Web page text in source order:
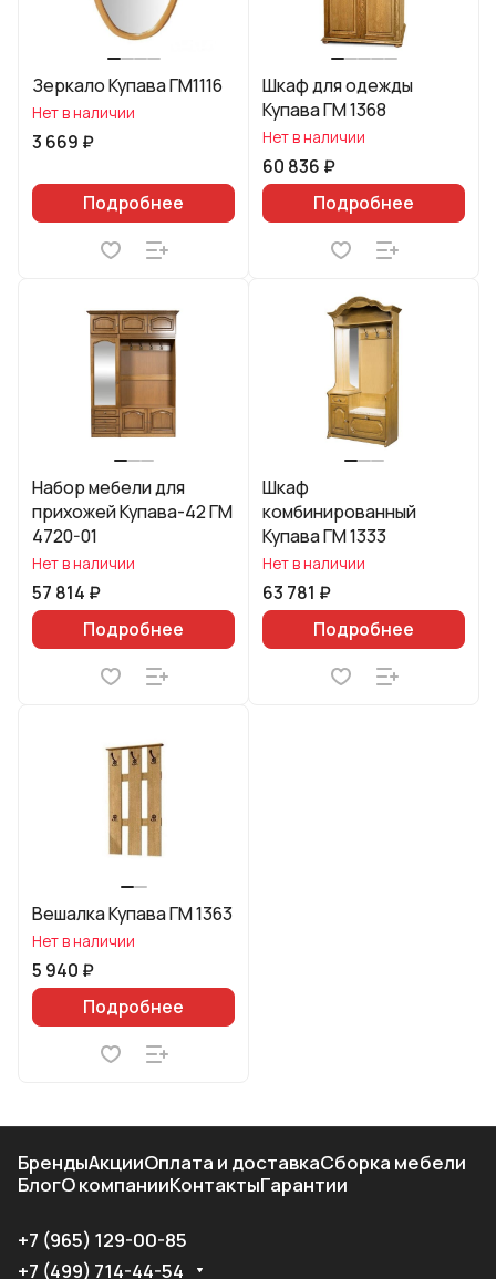
Зеркало Купава ГМ1116
Нет в наличии
3 669 ₽
Подробнее
Шкаф для одежды
Купава ГМ 1368
Нет в наличии
60 836 ₽
Подробнее
Набор мебели для
прихожей Купава-42 ГМ
4720-01
Нет в наличии
57 814 ₽
Подробнее
Шкаф
комбинированный
Купава ГМ 1333
Нет в наличии
63 781 ₽
Подробнее
Вешалка Купава ГМ 1363
Нет в наличии
5 940 ₽
Подробнее
БрендыАкцииОплата и доставкаСборка мебели
БлогО компанииКонтактыГарантии
+7 (965) 129-00-85
+7 (499) 714-44-54